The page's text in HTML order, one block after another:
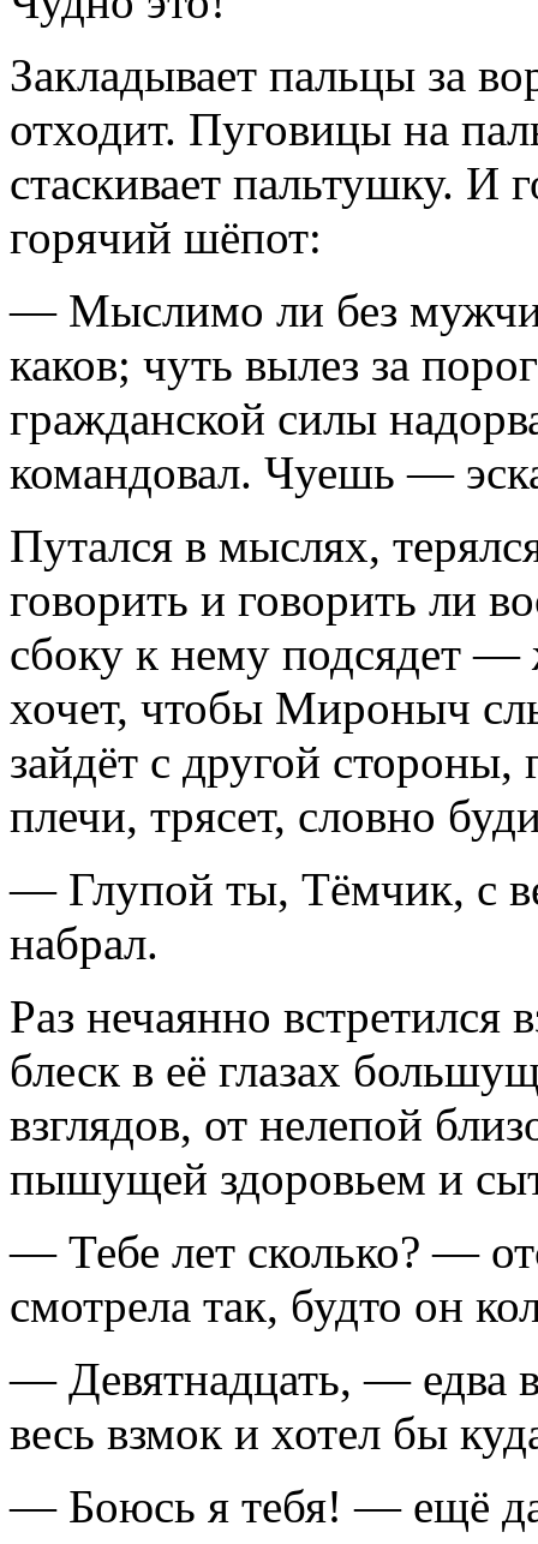
Закладывает пальцы за
отходит. Пуговицы на
стаскивает пальтушку. И
горячий шёпот:
— Мыслимо ли без
каков; чуть вылез за
гражданской силы
командовал. Чуешь —
Путался в мыслях,
говорить и говорить ли
сбоку к нему подсядет —
хочет, чтобы Мироныч
зайдёт с другой стороны,
плечи, трясет, словно
— Глупой ты, Тёмчик, с
набрал.
Раз нечаянно
блеск в её глазах
взглядов, от нелепой
пышущей здоровьем и
— Тебе лет сколько? —
смотрела так, будто он
— Девятнадцать, — едва
весь взмок и хотел бы
— Боюсь я тебя! — ещё